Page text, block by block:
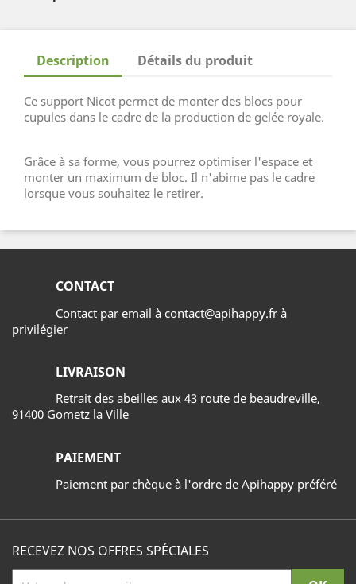
Description Détails du produit
Ce support Nicot permet de monter des blocs pour
cupules dans le cadre de la production de gelée royale.
Grâce à sa forme, vous pourrez optimiser l'espace et
monter un maximum de bloc. Il n'abime pas le cadre
lorsque vous souhaitez le retirer.
CONTACT
Contact par email à contact@apihappy.fr à
privilégier
LIVRAISON
Retrait des abeilles aux 43 route de beaudreville,
91400 Gometz la Ville
PAIEMENT
Paiement par chèque à l'ordre de Apihappy préféré
RECEVEZ NOS OFFRES SPÉCIALES